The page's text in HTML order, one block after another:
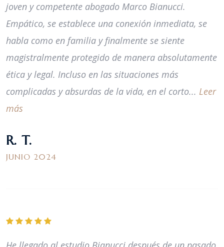
joven y competente abogado Marco Bianucci.
Empático, se establece una conexión inmediata, se
habla como en familia y finalmente se siente
magistralmente protegido de manera absolutamente
ética y legal. Incluso en las situaciones más
complicadas y absurdas de la vida, en el corto... Leer
más
R. T.
JUNIO 2024